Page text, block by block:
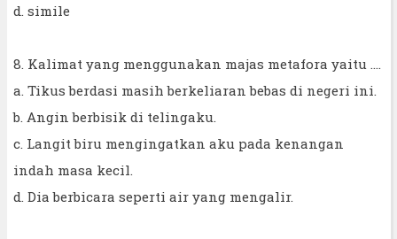
d. simile
8. Kalimat yang menggunakan majas metafora yaitu ....
a. Tikus berdasi masih berkeliaran bebas di negeri ini.
b. Angin berbisik di telingaku.
c. Langit biru mengingatkan aku pada kenangan
indah masa kecil.
d. Dia berbicara seperti air yang mengalir.